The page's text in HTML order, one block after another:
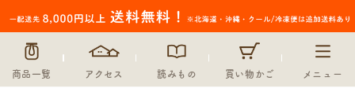
商品一覧 アクセス 読みもの 買い物かご メニュー